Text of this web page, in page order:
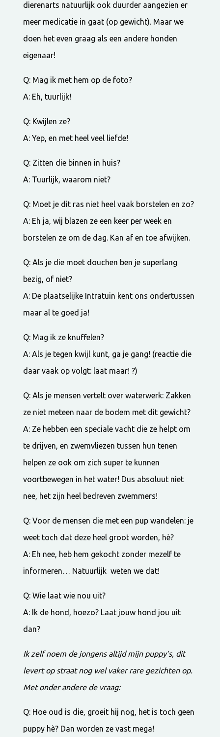
dierenarts natuurlijk ook duurder aangezien er
meer medicatie in gaat (op gewicht). Maar we
doen het even graag als een andere honden
eigenaar!
Q: Mag ik met hem op de foto?
A: Eh, tuurlijk!
Q: Kwijlen ze?
A: Yep, en met heel veel liefde!
Q: Zitten die binnen in huis?
A: Tuurlijk, waarom niet?
Q: Moet je dit ras niet heel vaak borstelen en zo?
A: Eh ja, wij blazen ze een keer per week en
borstelen ze om de dag. Kan af en toe afwijken.
Q: Als je die moet douchen ben je superlang
bezig, of niet?
A: De plaatselijke Intratuin kent ons ondertussen
maar al te goed ja!
Q: Mag ik ze knuffelen?
A: Als je tegen kwijl kunt, ga je gang! (reactie die
daar vaak op volgt: laat maar! ?)
Q: Als je mensen vertelt over waterwerk: Zakken
ze niet meteen naar de bodem met dit gewicht?
A: Ze hebben een speciale vacht die ze helpt om
te drijven, en zwemvliezen tussen hun tenen
helpen ze ook om zich super te kunnen
voortbewegen in het water! Dus absoluut niet
nee, het zijn heel bedreven zwemmers!
Q: Voor de mensen die met een pup wandelen: je
weet toch dat deze heel groot worden, hè?
A: Eh nee, heb hem gekocht zonder mezelf te
informeren… Natuurlijk weten we dat!
Q: Wie laat wie nou uit?
A: Ik de hond, hoezo? Laat jouw hond jou uit
dan?
Ik zelf noem de jongens altijd mijn puppy’s, dit
levert op straat nog wel vaker rare gezichten op.
Met onder andere de vraag:
Q: Hoe oud is die, groeit hij nog, het is toch geen
puppy hè? Dan worden ze vast mega!